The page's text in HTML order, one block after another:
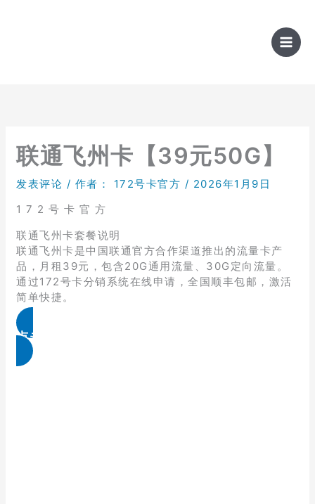
联通飞州卡【39元50G】
发表评论 / 作者： 172号卡官方 / 2026年1月9日
1 7 2 号 卡 官 方
联通飞州卡套餐说明
联通飞州卡是中国联通官方合作渠道推出的流量卡产
品，月租39元，包含20G通用流量、30G定向流量。
通过172号卡分销系统在线申请，全国顺丰包邮，激活
简单快捷。
点击免费领取